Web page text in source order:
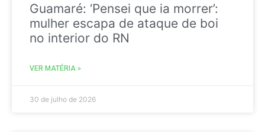
Guamaré: ‘Pensei que ia morrer’:
mulher escapa de ataque de boi
no interior do RN
VER MATÉRIA »
30 de julho de 2026